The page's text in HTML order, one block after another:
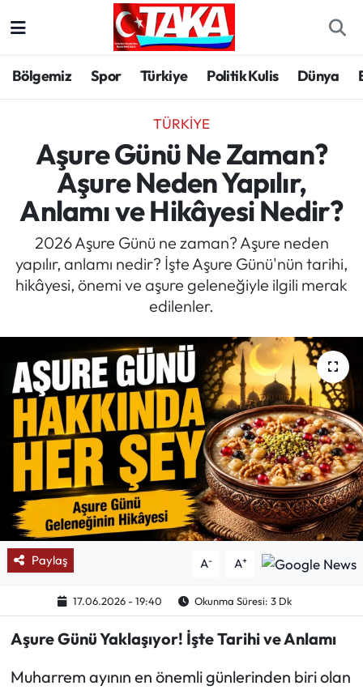
Bölgemiz Spor Türkiye Politik Kulis Dünya
TÜRKIYE
Aşure Günü Ne Zaman?
Aşure Neden Yapılır,
Anlamı ve Hikâyesi Nedir?
2026 Aşure Günü ne zaman? Aşure neden
yapılır, anlamı nedir? İşte Aşure Günü'nün tarihi,
hikâyesi, önemi ve aşure geleneğiyle ilgili merak
edilenler.
Paylaş A- A+
17.06.2026 - 19:40 Okunma Süresi: 3 Dk
Aşure Günü Yaklaşıyor! İşte Tarihi ve Anlamı
Muharrem ayının en önemli günlerinden biri olan
Spor
Türkiye
Kültür/Sanat
Politika
Politik Kulis
Magazin
Mektup Galeri
Röportaj
Manşet
Köşe Yazıları
Karikatür Galeri
BIK
ASTROLOJİ
Spor Yazıları
Trabzon Hava Durumu
Trabzon Trafik Yoğunluk Haritası
Süper Lig Puan Durumu ve Fikstür
Tüm Manşetler
Son Dakika Haberleri